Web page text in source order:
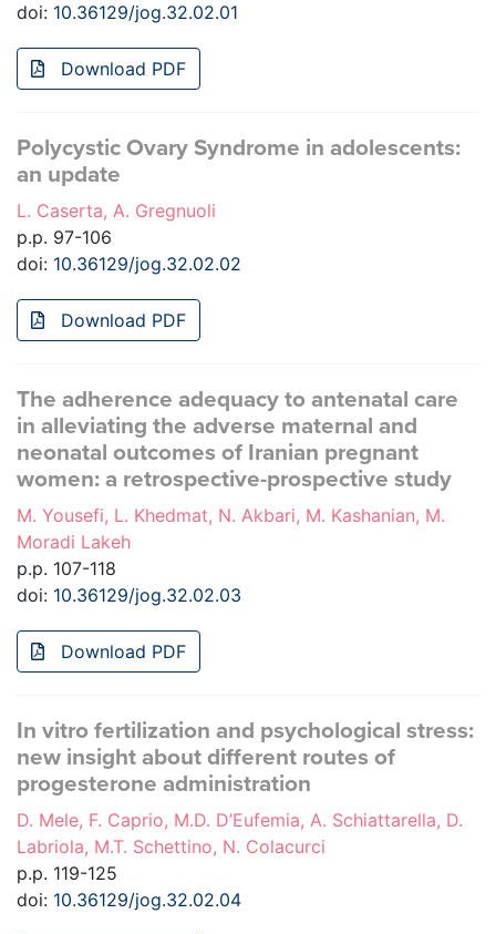
doi: 10.36129/jog.32.02.01
Download PDF
Polycystic Ovary Syndrome in adolescents:
an update
L. Caserta, A. Gregnuoli
p.p. 97-106
doi: 10.36129/jog.32.02.02
Download PDF
The adherence adequacy to antenatal care
in alleviating the adverse maternal and
neonatal outcomes of Iranian pregnant
women: a retrospective-prospective study
M. Yousefi, L. Khedmat, N. Akbari, M. Kashanian, M.
Moradi Lakeh
p.p. 107-118
doi: 10.36129/jog.32.02.03
Download PDF
In vitro fertilization and psychological stress:
new insight about different routes of
progesterone administration
D. Mele, F. Caprio, M.D. D’Eufemia, A. Schiattarella, D.
Labriola, M.T. Schettino, N. Colacurci
p.p. 119-125
doi: 10.36129/jog.32.02.04